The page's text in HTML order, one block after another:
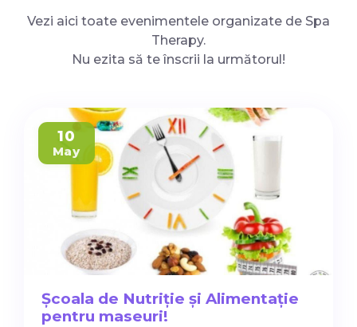
Vezi aici toate evenimentele organizate de Spa
Therapy.
Nu ezita să te înscrii la următorul!
10
May
Școala de Nutriție și Alimentație
pentru maseuri!